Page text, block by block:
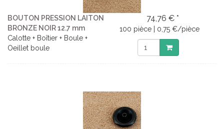
BOUTON PRESSION LAITON
BRONZE NOIR 12.7 mm
Calotte + Boîtier + Boule +
Oeillet boule
74,76 € *
100 pièce | 0,75 €/pièce